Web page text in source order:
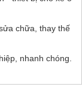
chữa, thay thế
nhanh chóng.